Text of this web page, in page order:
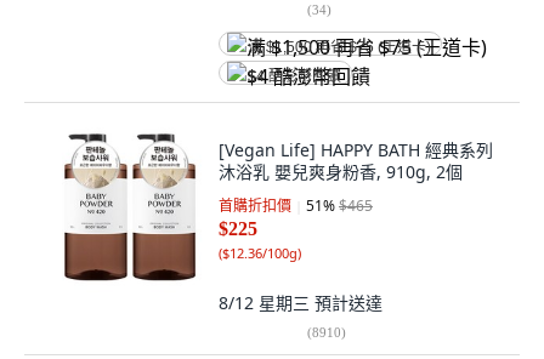
(34)
满 $1,500 再省 $75 (王道卡)
$4 酷澎幣回饋
[Vegan Life] HAPPY BATH 經典系列
沐浴乳 嬰兒爽身粉香, 910g, 2個
首購折扣價 51%$465
$225
($12.36/100g)
8/12 星期三 預計送達
(8910)